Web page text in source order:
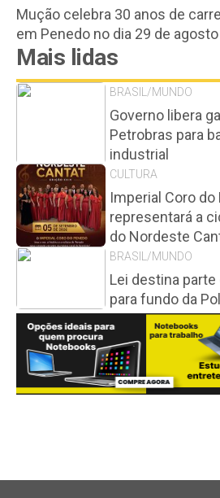
Mução celebra 30 anos de
em Penedo no dia 29 de agosto
Mais lidas
BRASIL/MUNDO
Governo libera
Petrobras para
industrial
CULTURA
Imperial Coro do
representará a
do Nordeste
BRASIL/MUNDO
Lei destina
para fundo da